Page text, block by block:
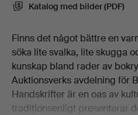
Handskrifter
våren
2024
Katalog med bilder (PDF)
Finns det något bättre en
söka lite svalka, lite skugga
kunskap bland rader av
Auktionsverks avdelning för
Handskrifter är en oas av
traditionsenligt presenterar